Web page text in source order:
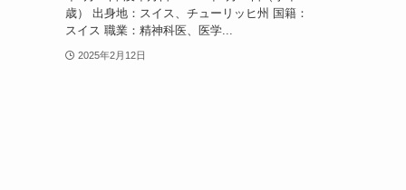
歳） 出身地：スイス、チューリッヒ州 国籍：
スイス 職業：精神科医、医学...
2025年2月12日